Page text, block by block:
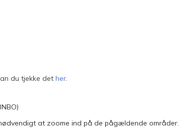
du tjekke det her.
at zoome ind på de pågældende områder.